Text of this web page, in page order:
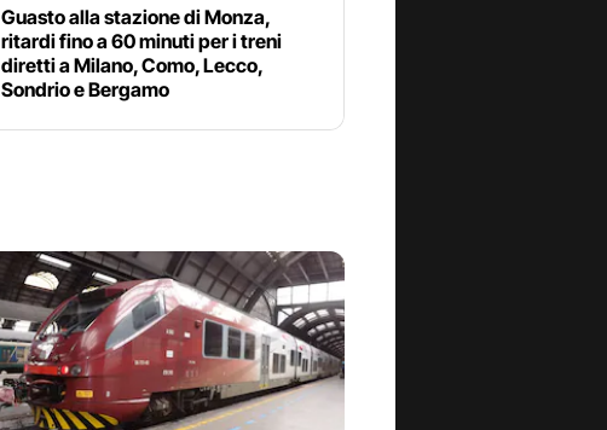
Guasto alla stazione di Monza,
ritardi fino a 60 minuti per i treni
diretti a Milano, Como, Lecco,
Sondrio e Bergamo